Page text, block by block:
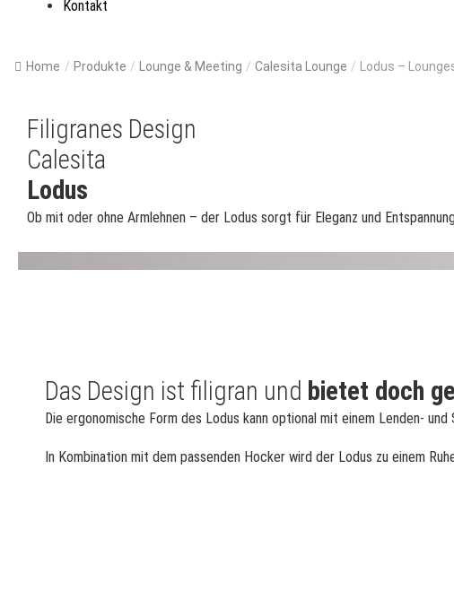
Kontakt
Home / Produkte / Lounge & Meeting / Calesita Lounge / Lodus –
Filigranes Design
Calesita
Lodus
Ob mit oder ohne Armlehnen – der Lodus sorgt für Eleganz und
Das Design ist filigran und bietet doch
Die ergonomische Form des Lodus kann optional mit einem Lenden-
In Kombination mit dem passenden Hocker wird der Lodus zu einem